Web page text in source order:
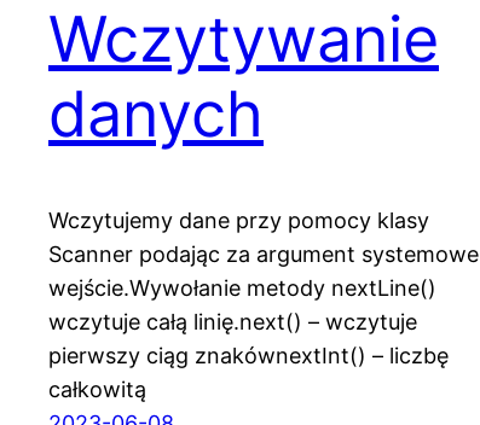
Wczytywanie
danych
Wczytujemy dane przy pomocy klasy
Scanner podając za argument systemowe
wejście.Wywołanie metody nextLine()
wczytuje całą linię.next() – wczytuje
pierwszy ciąg znakównextInt() – liczbę
całkowitą